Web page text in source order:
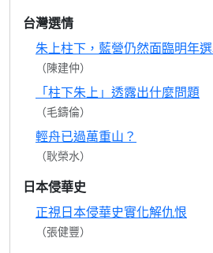
台灣選情
朱上柱下，藍營仍然面臨明年
（陳建仲）
「柱下朱上」透露出什麼問題
（毛鑄倫）
輕舟已過萬重山？
（耿榮水）
日本侵華史
正視日本侵華史實化解仇恨
（張健豐）